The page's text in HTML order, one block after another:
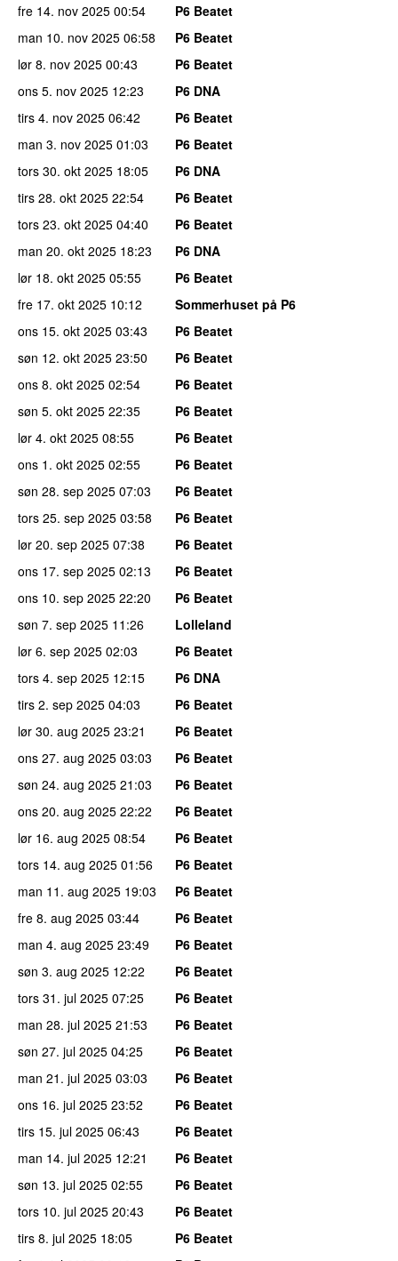
fre 14. nov 2025 00:54
P6 Beatet
man 10. nov 2025 06:58
P6 Beatet
lør 8. nov 2025 00:43
P6 Beatet
ons 5. nov 2025 12:23
P6 DNA
tirs 4. nov 2025 06:42
P6 Beatet
man 3. nov 2025 01:03
P6 Beatet
tors 30. okt 2025 18:05
P6 DNA
tirs 28. okt 2025 22:54
P6 Beatet
tors 23. okt 2025 04:40
P6 Beatet
man 20. okt 2025 18:23
P6 DNA
lør 18. okt 2025 05:55
P6 Beatet
fre 17. okt 2025 10:12
Sommerhuset på P6
ons 15. okt 2025 03:43
P6 Beatet
søn 12. okt 2025 23:50
P6 Beatet
ons 8. okt 2025 02:54
P6 Beatet
søn 5. okt 2025 22:35
P6 Beatet
lør 4. okt 2025 08:55
P6 Beatet
ons 1. okt 2025 02:55
P6 Beatet
søn 28. sep 2025 07:03
P6 Beatet
tors 25. sep 2025 03:58
P6 Beatet
lør 20. sep 2025 07:38
P6 Beatet
ons 17. sep 2025 02:13
P6 Beatet
ons 10. sep 2025 22:20
P6 Beatet
søn 7. sep 2025 11:26
Lolleland
lør 6. sep 2025 02:03
P6 Beatet
tors 4. sep 2025 12:15
P6 DNA
tirs 2. sep 2025 04:03
P6 Beatet
lør 30. aug 2025 23:21
P6 Beatet
ons 27. aug 2025 03:03
P6 Beatet
søn 24. aug 2025 21:03
P6 Beatet
ons 20. aug 2025 22:22
P6 Beatet
lør 16. aug 2025 08:54
P6 Beatet
tors 14. aug 2025 01:56
P6 Beatet
man 11. aug 2025 19:03
P6 Beatet
fre 8. aug 2025 03:44
P6 Beatet
man 4. aug 2025 23:49
P6 Beatet
søn 3. aug 2025 12:22
P6 Beatet
tors 31. jul 2025 07:25
P6 Beatet
man 28. jul 2025 21:53
P6 Beatet
søn 27. jul 2025 04:25
P6 Beatet
man 21. jul 2025 03:03
P6 Beatet
ons 16. jul 2025 23:52
P6 Beatet
tirs 15. jul 2025 06:43
P6 Beatet
man 14. jul 2025 12:21
P6 Beatet
søn 13. jul 2025 02:55
P6 Beatet
tors 10. jul 2025 20:43
P6 Beatet
tirs 8. jul 2025 18:05
P6 Beatet